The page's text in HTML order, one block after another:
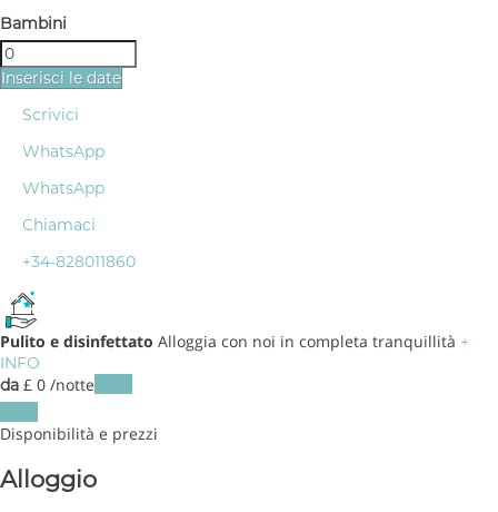
Bambini
Inserisci le date
Scrivici
WhatsApp
WhatsApp
Chiamaci
+34-828011860
Pulito e disinfettato Alloggia con noi in completa tranquillità +
INFO
da £ 0 /notte
Disponibilità e prezzi
Alloggio